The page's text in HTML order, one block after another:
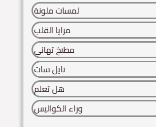
لمسات ملونة
مرايا القلب
مطبخ تهاني
نايل سات
هل تعلم
وراء الكواليس